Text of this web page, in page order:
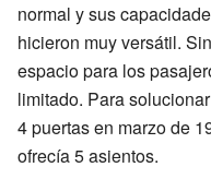
normal y sus
hicieron muy versátil.
espacio para los
limitado. Para
4 puertas en marzo de
ofrecía 5 asientos.